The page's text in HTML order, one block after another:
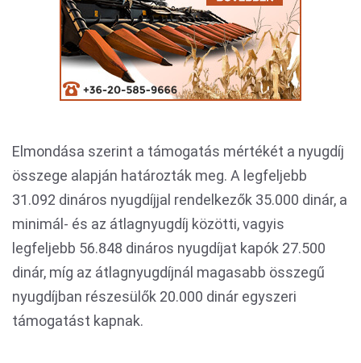
Elmondása szerint a támogatás mértékét a nyugdíj
összege alapján határozták meg. A legfeljebb
31.092 dináros nyugdíjjal rendelkezők 35.000 dinár, a
minimál- és az átlagnyugdíj közötti, vagyis
legfeljebb 56.848 dináros nyugdíjat kapók 27.500
dinár, míg az átlagnyugdíjnál magasabb összegű
nyugdíjban részesülők 20.000 dinár egyszeri
támogatást kapnak.